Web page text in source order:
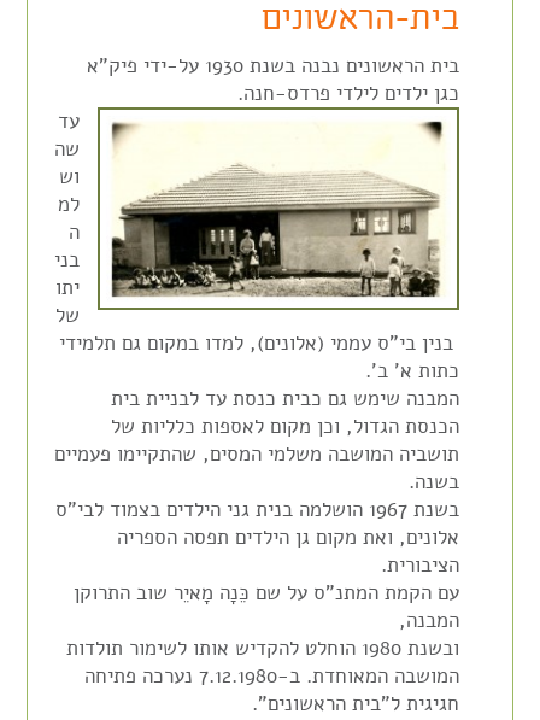
בית-הראשונים
בית הראשונים נבנה בשנת 1930 על-ידי פיק"א
כגן ילדים לילדי פרדס-חנה.
עד
שה
וש
למ
ה
בני
יתו
של
בנין בי"ס עממי (אלונים), למדו במקום גם תלמידי
כתות א' ב'.
המבנה שימש גם כבית כנסת עד לבניית בית
הכנסת הגדול, וכן מקום לאספות כלליות של
תושביה המושבה משלמי המסים, שהתקיימו פעמיים
בשנה.
בשנת 1967 הושלמה בנית גני הילדים בצמוד לבי"ס
אלונים, ואת מקום גן הילדים תפסה הספריה
הציבורית.
עם הקמת המתנ"ס על שם כֵּנָה מָאיֵר שוב התרוקן
המבנה,
ובשנת 1980 הוחלט להקדיש אותו לשימור תולדות
המושבה המאוחדת. ב-7.12.1980 נערכה פתיחה
חגיגית ל"בית הראשונים".